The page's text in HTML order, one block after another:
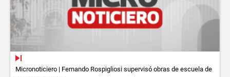
Micronoticiero | Fernando Rospigliosi supervisó obras de escuela de